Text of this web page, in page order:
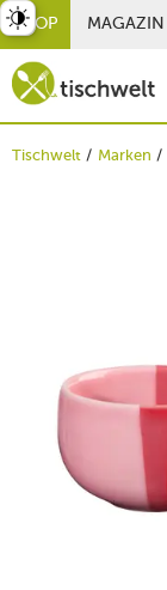
SHOP MAGAZIN
Tischwelt Marken
umschalten